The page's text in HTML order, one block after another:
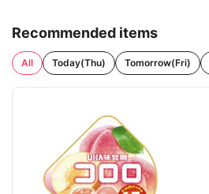
Recommended items
All Today(Thu) Tomorrow(Fri)